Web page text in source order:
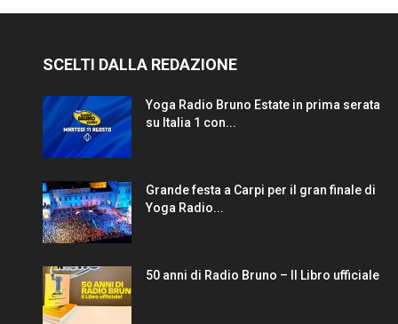
SCELTI DALLA REDAZIONE
Yoga Radio Bruno Estate in prima serata
su Italia 1 con...
Grande festa a Carpi per il gran finale di
Yoga Radio...
50 anni di Radio Bruno – Il Libro ufficiale